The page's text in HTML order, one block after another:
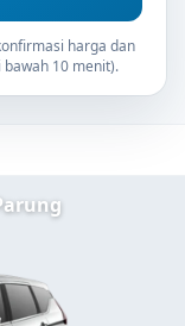
harga dan
10 menit).